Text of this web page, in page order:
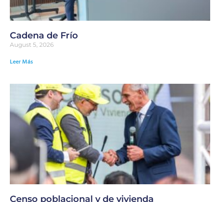
Cadena de Frío
August 5, 2026
Leer Más
Censo poblacional y de vivienda